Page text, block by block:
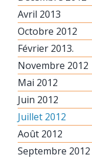
Avril 2013
Octobre 2012
Février 2013.
Novembre 2012
Mai 2012
Juin 2012
Juillet 2012
Août 2012
Septembre 2012